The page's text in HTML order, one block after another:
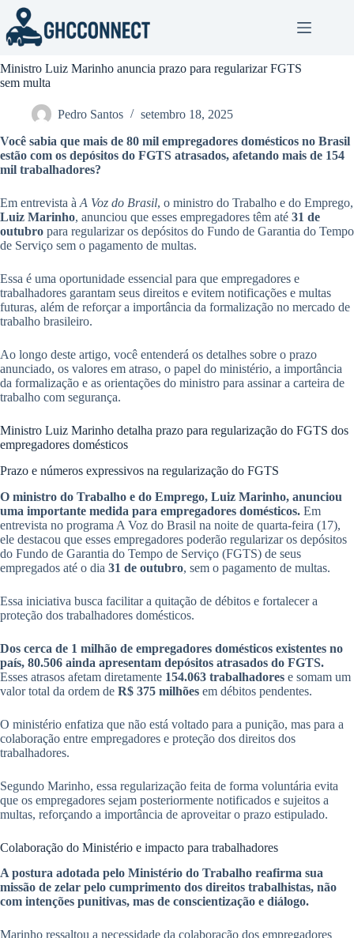
Pular
para
conteúdo
Ministro Luiz Marinho anuncia prazo para regularizar FGTS
sem multa
Pedro Santos
setembro 18, 2025
Você sabia que mais de 80 mil empregadores domésticos no Brasil
estão com os depósitos do FGTS atrasados, afetando mais de 154
mil trabalhadores?
Em entrevista à A Voz do Brasil, o ministro do Trabalho e do Emprego,
Luiz Marinho, anunciou que esses empregadores têm até 31 de
outubro para regularizar os depósitos do Fundo de Garantia do Tempo
de Serviço sem o pagamento de multas.
Essa é uma oportunidade essencial para que empregadores e
trabalhadores garantam seus direitos e evitem notificações e multas
futuras, além de reforçar a importância da formalização no mercado de
trabalho brasileiro.
Ao longo deste artigo, você entenderá os detalhes sobre o prazo
anunciado, os valores em atraso, o papel do ministério, a importância
da formalização e as orientações do ministro para assinar a carteira de
trabalho com segurança.
Ministro Luiz Marinho detalha prazo para regularização do FGTS dos
empregadores domésticos
Prazo e números expressivos na regularização do FGTS
O ministro do Trabalho e do Emprego, Luiz Marinho, anunciou
uma importante medida para empregadores domésticos. Em
entrevista no programa A Voz do Brasil na noite de quarta-feira (17),
ele destacou que esses empregadores poderão regularizar os depósitos
do Fundo de Garantia do Tempo de Serviço (FGTS) de seus
empregados até o dia 31 de outubro, sem o pagamento de multas.
Essa iniciativa busca facilitar a quitação de débitos e fortalecer a
proteção dos trabalhadores domésticos.
Dos cerca de 1 milhão de empregadores domésticos existentes no
país, 80.506 ainda apresentam depósitos atrasados do FGTS.
Esses atrasos afetam diretamente 154.063 trabalhadores e somam um
valor total da ordem de R$ 375 milhões em débitos pendentes.
O ministério enfatiza que não está voltado para a punição, mas para a
colaboração entre empregadores e proteção dos direitos dos
trabalhadores.
Segundo Marinho, essa regularização feita de forma voluntária evita
que os empregadores sejam posteriormente notificados e sujeitos a
multas, reforçando a importância de aproveitar o prazo estipulado.
Colaboração do Ministério e impacto para trabalhadores
A postura adotada pelo Ministério do Trabalho reafirma sua
missão de zelar pelo cumprimento dos direitos trabalhistas, não
com intenções punitivas, mas de conscientização e diálogo.
Marinho ressaltou a necessidade da colaboração dos empregadores